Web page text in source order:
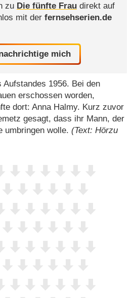
zu Die fünfte Fraudirekt auf
mit der fernsehserien.de
mich
1956. Bei den
erschossen worden,
dort: Anna Halmy. Kurz zuvor
gesagt, dass ihr Mann, der
umbringen wolle. (Text: Hörzu